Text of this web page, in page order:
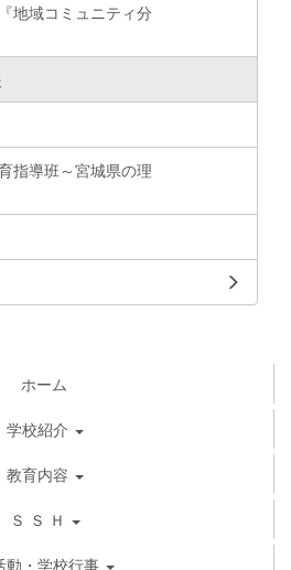
地域コミュニティ分
指導班～宮城県の理
ホーム
学校紹介
教育内容
Ｓ Ｓ Ｈ
動・学校行事